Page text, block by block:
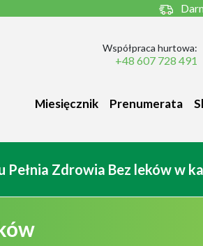
Współpraca hurtowa:
+48 607 728 491
Miesięcznik Prenumerata
Pełnia Zdrowia Bez leków w